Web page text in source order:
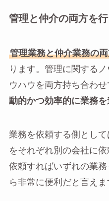
管理と仲介の両方を
管理業務と仲介業務の
ります。管理に関する
ウハウを両方持ち合わせ
動的かつ効率的に業務
業務を依頼する側とし
をそれぞれ別の会社に
依頼すればいずれの業
ら非常に便利だと言えま